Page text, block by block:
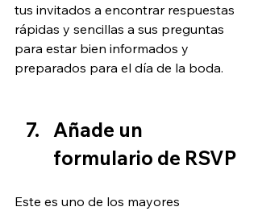
tus invitados a encontrar respuestas
rápidas y sencillas a sus preguntas
para estar bien informados y
preparados para el día de la boda.
Añade un
formulario de RSVP
Este es uno de los mayores